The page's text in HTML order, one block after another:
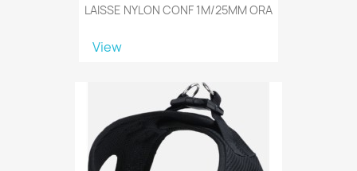
LAISSE NYLON CONF 1M/25MM ORA
View